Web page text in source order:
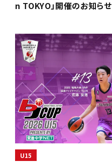
n TOKYO」開催のお知らせ
U15